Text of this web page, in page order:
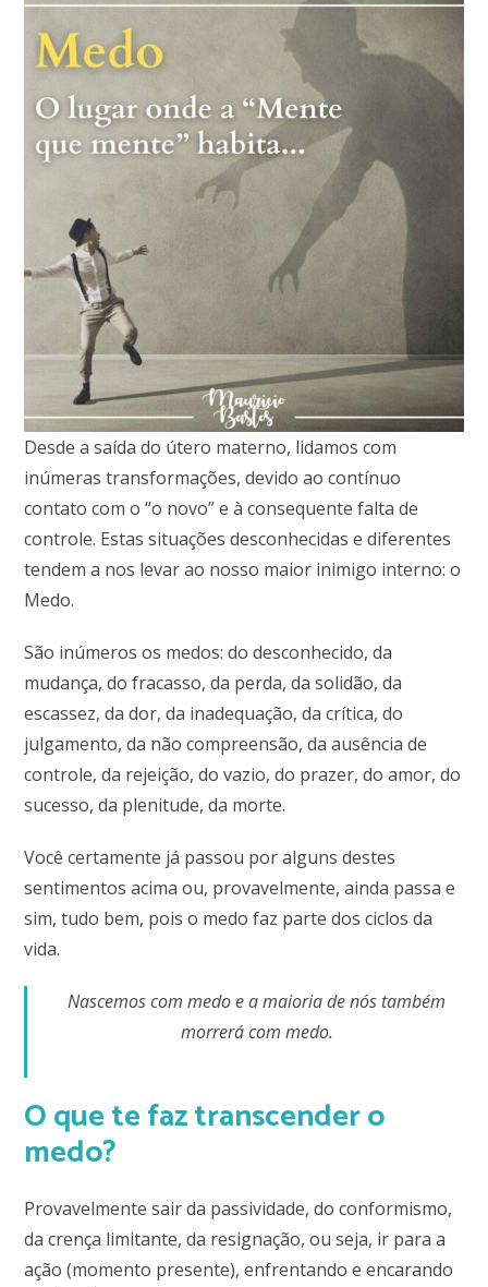
Desde a saída do útero materno, lidamos com
inúmeras transformações, devido ao contínuo
contato com o “o novo” e à consequente falta de
controle. Estas situações desconhecidas e diferentes
tendem a nos levar ao nosso maior inimigo interno: o
Medo.
São inúmeros os medos: do desconhecido, da
mudança, do fracasso, da perda, da solidão, da
escassez, da dor, da inadequação, da crítica, do
julgamento, da não compreensão, da ausência de
controle, da rejeição, do vazio, do prazer, do amor, do
sucesso, da plenitude, da morte.
Você certamente já passou por alguns destes
sentimentos acima ou, provavelmente, ainda passa e
sim, tudo bem, pois o medo faz parte dos ciclos da
vida.
Nascemos com medo e a maioria de nós também
morrerá com medo.
O que te faz transcender o
medo?
Provavelmente sair da passividade, do conformismo,
da crença limitante, da resignação, ou seja, ir para a
ação (momento presente), enfrentando e encarando